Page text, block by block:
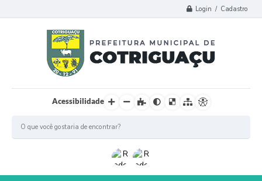
Login / Cadastro
Acessibilidade